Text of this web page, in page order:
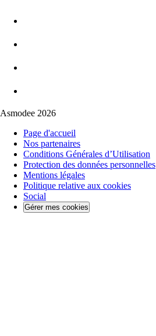
Asmodee 2026
Page d'accueil
Nos partenaires
Conditions Générales d’Utilisation
Protection des données personnelles
Mentions légales
Politique relative aux cookies
Social
Gérer mes cookies